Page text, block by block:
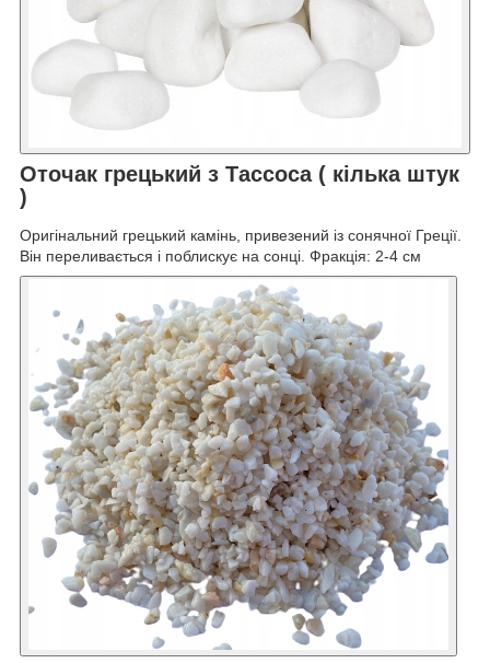
Оточак грецький з Тассоса ( кілька штук
)
Оригінальний грецький камінь, привезений із сонячної Греції.
Він переливається і поблискує на сонці. Фракція: 2-4 см